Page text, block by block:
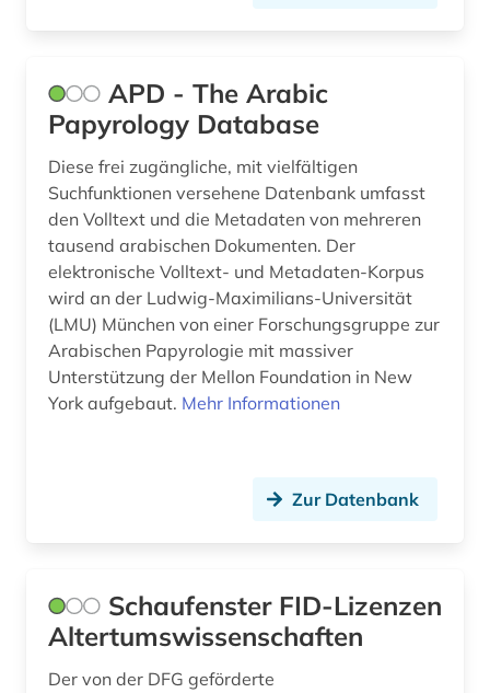
APD - The Arabic
Papyrology Database
Diese frei zugängliche, mit vielfältigen
Suchfunktionen versehene Datenbank umfasst
den Volltext und die Metadaten von mehreren
tausend arabischen Dokumenten. Der
elektronische Volltext- und Metadaten-Korpus
wird an der Ludwig-Maximilians-Universität
(LMU) München von einer Forschungsgruppe zur
Arabischen Papyrologie mit massiver
Unterstützung der Mellon Foundation in New
York aufgebaut. Mehr Informationen
Zur Datenbank
Schaufenster FID-Lizenzen
Altertumswissenschaften
Der von der DFG geförderte